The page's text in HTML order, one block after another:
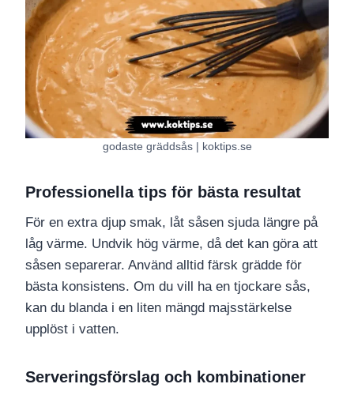
godaste gräddsås | koktips.se
Professionella tips för bästa resultat
För en extra djup smak, låt såsen sjuda längre på
låg värme. Undvik hög värme, då det kan göra att
såsen separerar. Använd alltid färsk grädde för
bästa konsistens. Om du vill ha en tjockare sås,
kan du blanda i en liten mängd majsstärkelse
upplöst i vatten.
Serveringsförslag och kombinationer